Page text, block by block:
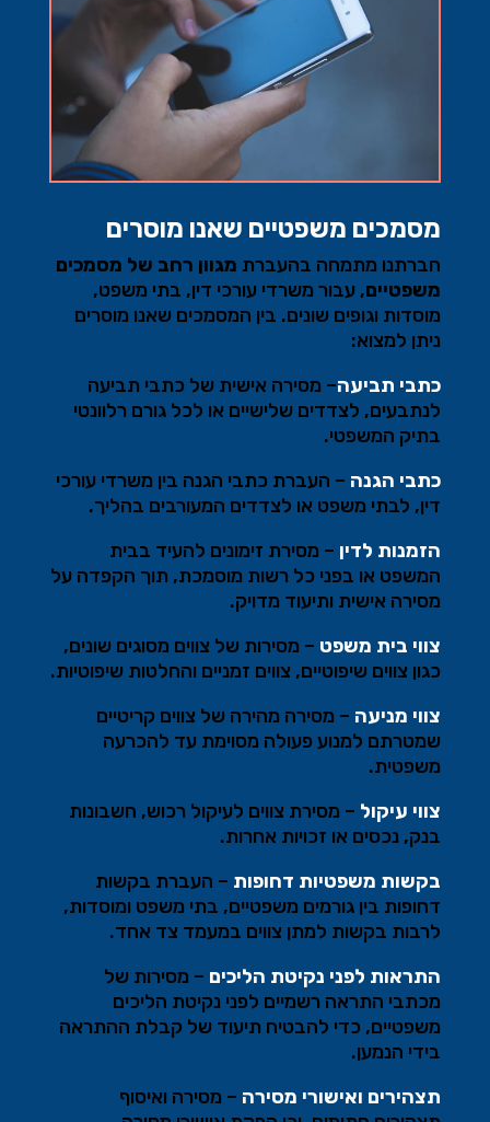
מסמכים משפטיים שאנו מוסרים
חברתנו מתמחה בהעברת מגוון רחב של מסמכים
משפטיים, עבור משרדי עורכי דין, בתי משפט,
מוסדות וגופים שונים. בין המסמכים שאנו מוסרים
ניתן למצוא:
כתבי תביעה– מסירה אישית של כתבי תביעה
לנתבעים, לצדדים שלישיים או לכל גורם רלוונטי
בתיק המשפטי.
כתבי הגנה – העברת כתבי הגנה בין משרדי עורכי
דין, לבתי משפט או לצדדים המעורבים בהליך.
הזמנות לדין – מסירת זימונים להעיד בבית
המשפט או בפני כל רשות מוסמכת, תוך הקפדה על
מסירה אישית ותיעוד מדויק.
צווי בית משפט – מסירות של צווים מסוגים שונים,
כגון צווים שיפוטיים, צווים זמניים והחלטות שיפוטיות.
צווי מניעה – מסירה מהירה של צווים קריטיים
שמטרתם למנוע פעולה מסוימת עד להכרעה
משפטית.
צווי עיקול – מסירת צווים לעיקול רכוש, חשבונות
בנק, נכסים או זכויות אחרות.
בקשות משפטיות דחופות – העברת בקשות
דחופות בין גורמים משפטיים, בתי משפט ומוסדות,
לרבות בקשות למתן צווים במעמד צד אחד.
התראות לפני נקיטת הליכים – מסירות של
מכתבי התראה רשמיים לפני נקיטת הליכים
משפטיים, כדי להבטיח תיעוד של קבלת ההתראה
בידי הנמען.
תצהירים ואישורי מסירה – מסירה ואיסוף